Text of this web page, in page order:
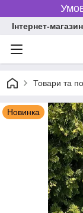
Інтернет-
Товари та
Новинка